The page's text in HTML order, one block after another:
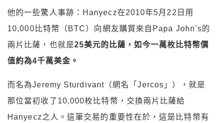
他的一些驚人事跡： Hanyecz在2010年5月22日用
10,000 比特幣（ BTC）向網友購買來自 Papa John’s的
兩片比薩，也就是25美元的比薩，如今一萬枚比特幣價
值約為4千萬美金。
而名為Jeremy Sturdivant（網名「Jercos 」），就是
那位當初收了 10,000枚比特幣，交換兩片比薩給
Hanyecz之人。這筆交易的重要性在於，這是比特幣有